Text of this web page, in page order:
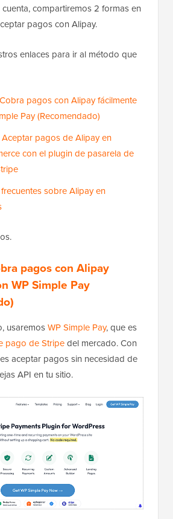
compartiremos 2 formas en
pagos con Alipay.
enlaces para ir al método que
pagos con Alipay fácilmente
Pay (Recomendado)
pagos de Alipay en
con el plugin de pasarela de
sobre Alipay en
pagos con Alipay
WP Simple Pay
usaremosWP Simple Pay, que es
pago de Stripedel mercado. Con
aceptar pagos sin necesidad de
API en tu sitio.